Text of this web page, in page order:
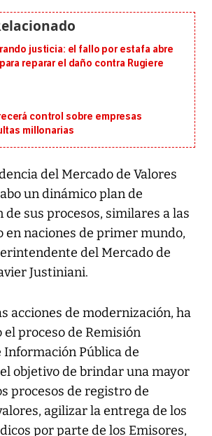
justicia: el fallo por estafa abre
reparar el daño contra Rugiere
control sobre empresas
millonarias
del Mercado de Valores
un dinámico plan de
sus procesos, similares a las
en naciones de primer mundo,
del Mercado de
Justiniani.
acciones de modernización, ha
proceso de Remisión
Pública de
objetivo de brindar una mayor
procesos de registro de
agilizar la entrega de los
por parte de los Emisores,